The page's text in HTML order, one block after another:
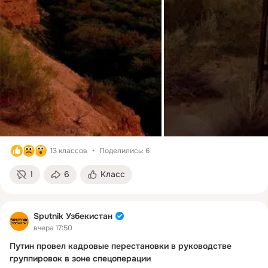
13 классов Поделились: 6
1 6 Класс
Sputnik Узбекистан
вчера 17:50
Путин провел кадровые перестановки в руководстве
группировок в зоне спецоперации